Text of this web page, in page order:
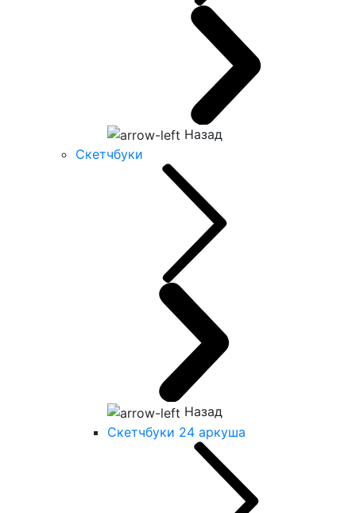
Назад
Скетчбуки
Назад
Скетчбуки 24 аркуша